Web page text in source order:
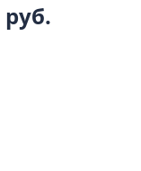
руб.